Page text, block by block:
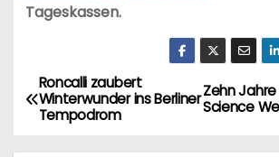
Tageskassen.
B
Zehn Jahre
Science
Roncalli zaubert
Winterwunder ins Berliner
Tempodrom